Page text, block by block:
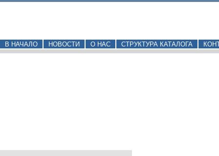
В НАЧАЛО НОВОСТИ О НАС СТРУКТУРА КАТАЛОГА